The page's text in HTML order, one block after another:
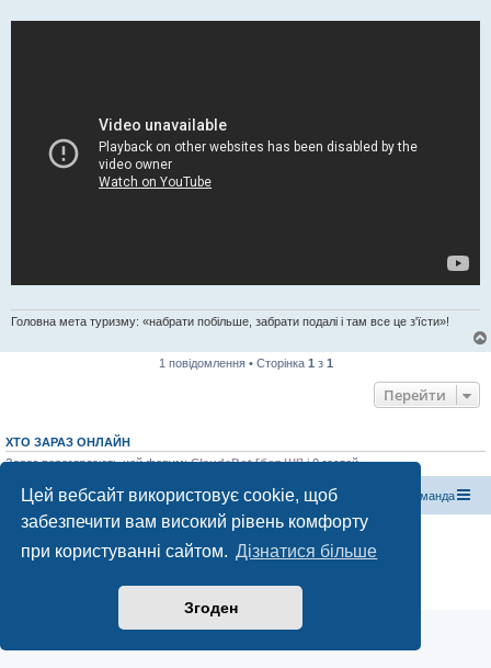
Цей вебсайт використовує cookie, щоб
забезпечити вам високий рівень комфорту
при користуванні сайтом. Дізнатися більше
Згоден
Головна мета туризму: «набрати побільше, забрати подалі і там все це з'їсти»!
1 повідомлення • Сторінка 1 з 1
Перейти
ХТО ЗАРАЗ ОНЛАЙН
Зараз переглядають цей форум:ClaudeBot [бот ШІ]і 0 гостей
Магазин спорядження Туристичний форум «Рюкзак» Команда
Працює на phpBB® Forum Software © phpBB Limited
Конфіденційність| Умови